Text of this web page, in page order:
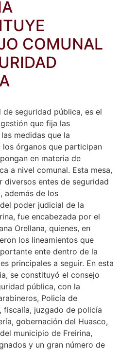
COMUNAL
de seguridad pública, es el
que fija las
medidas que la
los órganos que participan
en materia de
a nivel comunal. Esta mesa,
diversos entes de seguridad
además de los
poder judicial de la
fue encabezada por el
Orellana, quienes, en
los lineamientos que
ente dentro de la
principales a seguir. En esta
se constituyó el consejo
pública, con la
Policía de
fiscalía, juzgado de policía
gobernación del Huasco,
municipio de Freirina,
y un gran número de